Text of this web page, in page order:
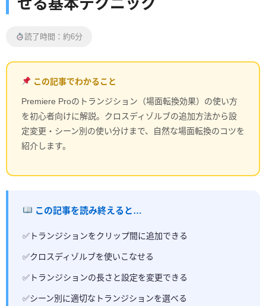
読了時間：約6分
この記事でわかること
Premiere Proのトランジション（場面転換効果）の使い方
を初心者向けに解説。クロスディゾルブの追加方法から設
定変更・シーン別の使い分けまで、自然な場面転換のコツを
紹介します。
この記事を読み終えると…
トランジションをクリップ間に追加できる
クロスディゾルブを使いこなせる
トランジションの長さと設定を変更できる
シーン別に適切なトランジションを選べる